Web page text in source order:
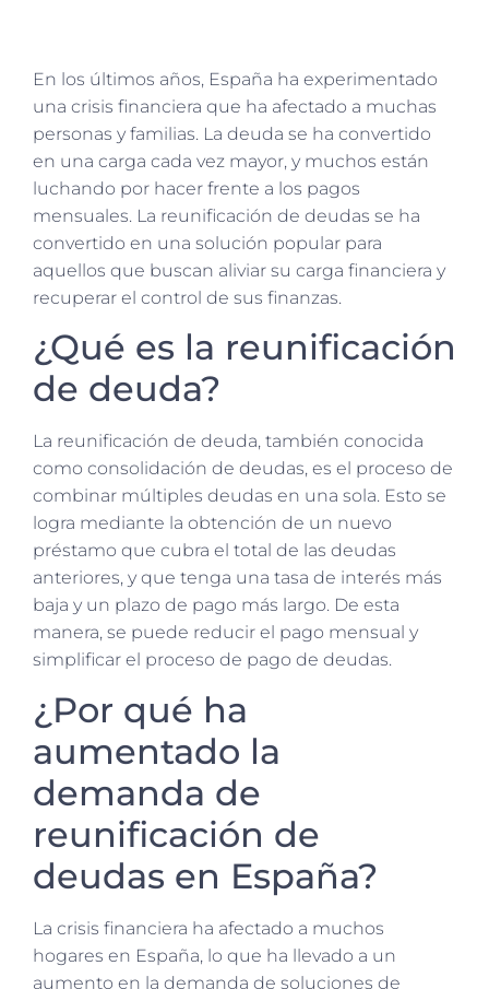
En los últimos años, España ha experimentado
una crisis financiera que ha afectado a muchas
personas y familias. La deuda se ha convertido
en una carga cada vez mayor, y muchos están
luchando por hacer frente a los pagos
mensuales. La reunificación de deudas se ha
convertido en una solución popular para
aquellos que buscan aliviar su carga financiera y
recuperar el control de sus finanzas.
¿Qué es la reunificación
de deuda?
La reunificación de deuda, también conocida
como consolidación de deudas, es el proceso de
combinar múltiples deudas en una sola. Esto se
logra mediante la obtención de un nuevo
préstamo que cubra el total de las deudas
anteriores, y que tenga una tasa de interés más
baja y un plazo de pago más largo. De esta
manera, se puede reducir el pago mensual y
simplificar el proceso de pago de deudas.
¿Por qué ha
aumentado la
demanda de
reunificación de
deudas en España?
La crisis financiera ha afectado a muchos
hogares en España, lo que ha llevado a un
aumento en la demanda de soluciones de